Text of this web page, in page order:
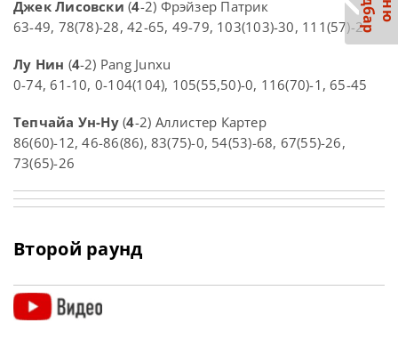
Джек Лисовски (4-2) Фрэйзер Патрик
63-49, 78(78)-28, 42-65, 49-79, 103(103)-30, 111(57)-2
Лу Нин (4-2) Pang Junxu
0-74, 61-10, 0-104(104), 105(55,50)-0, 116(70)-1, 65-45
Тепчайа Ун-Ну(4-2) Аллистер Картер
86(60)-12, 46-86(86), 83(75)-0, 54(53)-68, 67(55)-26,
73(65)-26
Второй раунд